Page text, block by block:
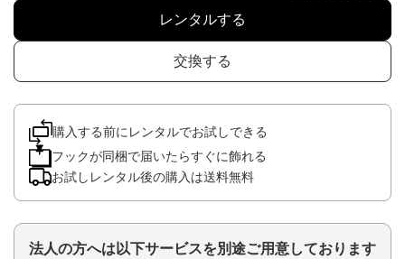
レンタルする
交換する
購入する前にレンタルでお試しできる
フックが同梱で届いたらすぐに飾れる
お試しレンタル後の購入は送料無料
法人の方へは以下サービスを別途ご用意しております